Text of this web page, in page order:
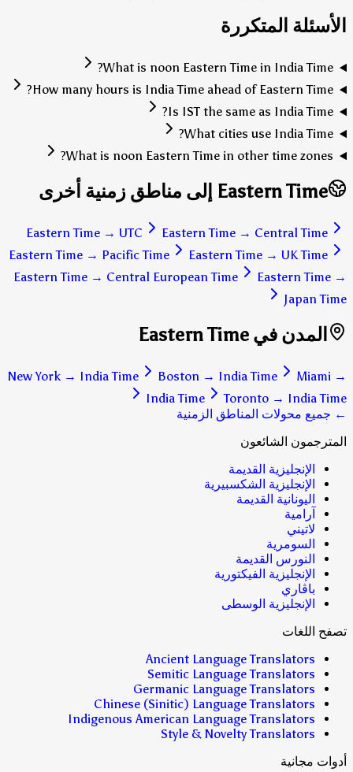
الأسئلة المتكررة
What is noon Eastern Time in India Time?
How many hours is India Time ahead of Eastern Time?
Is IST the same as India Time?
What cities use India Time?
What is noon Eastern Time in other time zones?
Eastern Time إلى مناطق زمنية أخرى
Eastern Time → UTC Eastern Time → Central Time
Eastern Time → Pacific Time Eastern Time → UK Time
Eastern Time → Central European Time Eastern Time →
Japan Time
المدن في Eastern Time
New York→ India Time Boston → India Time Miami →
India Time
Toronto → India Time
← جميع محولات المناطق الزمنية
المترجمون الشائعون
الإنجليزية القديمة
الإنجليزية الشكسبيرية
اليونانية القديمة
آرامية
لاتيني
السومرية
النورس القديمة
الإنجليزية الفيكتورية
باڤاري
الإنجليزية الوسطى
تصفح اللغات
Ancient Language Translators
Semitic Language Translators
Germanic Language Translators
Chinese (Sinitic) Language Translators
Indigenous American Language Translators
Style & Novelty Translators
أدوات مجانية